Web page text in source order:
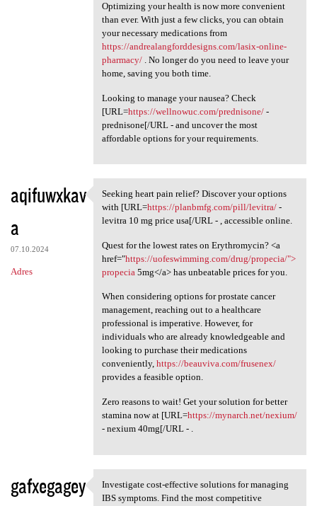
Optimizing your health is now more convenient
than ever. With just a few clicks, you can obtain
your necessary medications from
https://andrealangforddesigns.com/lasix-online-
pharmacy/. No longer do you need to leave your
home, saving you both time.
Looking to manage your nausea? Check
[URL=https://wellnowuc.com/prednisone/-
prednisone[/URL - and uncover the most
affordable options for your requirements.
aqifuwxkav
a
07.10.2024
Adres
Seeking heart pain relief?
Seeking heart pain relief? Discover your options
with [URL=https://planbmfg.com/pill/levitra/-
levitra 10 mg price usa[/URL - , accessible online.
Quest for the lowest rates on Erythromycin? <a
href="https://uofeswimming.com/drug/propecia/">
propecia 5mg</a> has unbeatable prices for you.
When considering options for prostate cancer
management, reaching out to a healthcare
professional is imperative. However, for
individuals who are already knowledgeable and
looking to purchase their medications
conveniently, https://beauviva.com/frusenex/
provides a feasible option.
Zero reasons to wait! Get your solution for better
stamina now at [URL=https://mynarch.net/nexium/
- nexium 40mg[/URL - .
gafxegagey Investigate cost-effective
Investigate cost-effective solutions for managing
IBS symptoms. Find the most competitive